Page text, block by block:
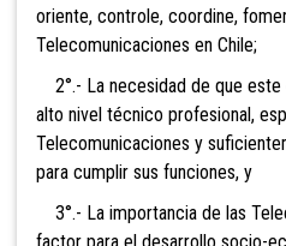
oriente, controle, coordine,
Telecomunicaciones en Chile;
2°.- La necesidad de que este
alto nivel técnico profesional,
Telecomunicaciones y
para cumplir sus funciones, y
3°.- La importancia de las
factor para el desarrollo socio-